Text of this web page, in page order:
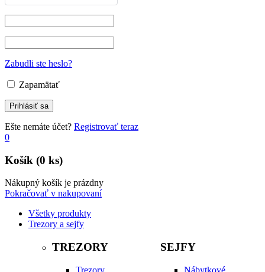
Zabudli ste heslo?
Zapamätať
Ešte nemáte účet? Registrovať teraz
0
Košík (0 ks)
Nákupný košík je prázdny
Pokračovať v nakupovaní
Všetky produkty
Trezory a sejfy
TREZORY
Trezory
SEJFY
Nábytkové,